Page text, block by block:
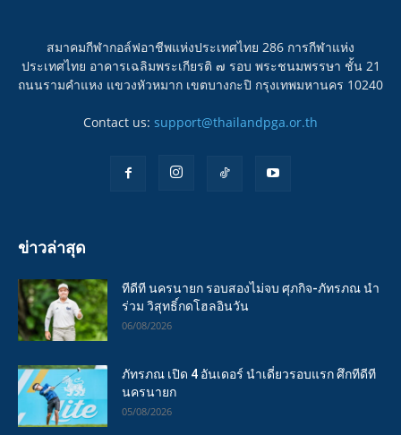
สมาคมกีฬากอล์ฟอาชีพแห่งประเทศไทย 286 การกีฬาแห่ง
ประเทศไทย อาคารเฉลิมพระเกียรติ ๗ รอบ พระชนมพรรษา ชั้น 21
ถนนรามคำแหง แขวงหัวหมาก เขตบางกะปิ กรุงเทพมหานคร 10240
Contact us: support@thailandpga.or.th
ข่าวล่าสุด
ทีดีที นครนายก รอบสองไม่จบ ศุภกิจ-ภัทรภณ นำ
ร่วม วิสุทธิ์กดโฮลอินวัน
06/08/2026
ภัทรภณ เปิด 4 อันเดอร์ นำเดี่ยวรอบแรก ศึกทีดีที
นครนายก
05/08/2026